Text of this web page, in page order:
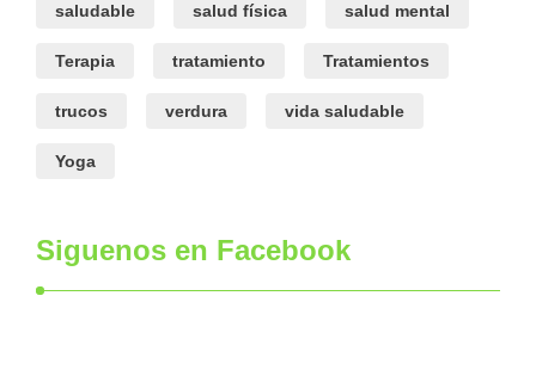
saludable salud física salud mental
Terapia tratamiento Tratamientos
trucos verdura vida saludable
Yoga
Siguenos en Facebook